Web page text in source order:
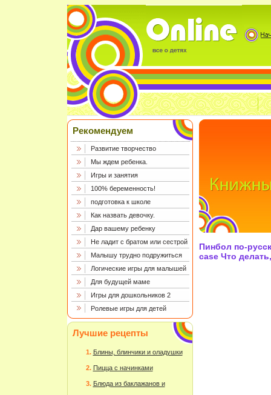
Рекомендуем
Развитие творчество
Мы ждем ребенка.
Игры и занятия
100% беременность!
подготовка к школе
Как назвать девочку.
Дар вашему ребенку
Не ладит с братом или сестрой
Малышу трудно подружиться
Логические игры для малышей
Для будущей маме
Игры для дошкольников 2
Ролевые игры для детей
Лучшие рецепты
Блины, блинчики и оладушки
Пицца с начинками
Блюда из баклажанов и
Пинбол по-
case Что